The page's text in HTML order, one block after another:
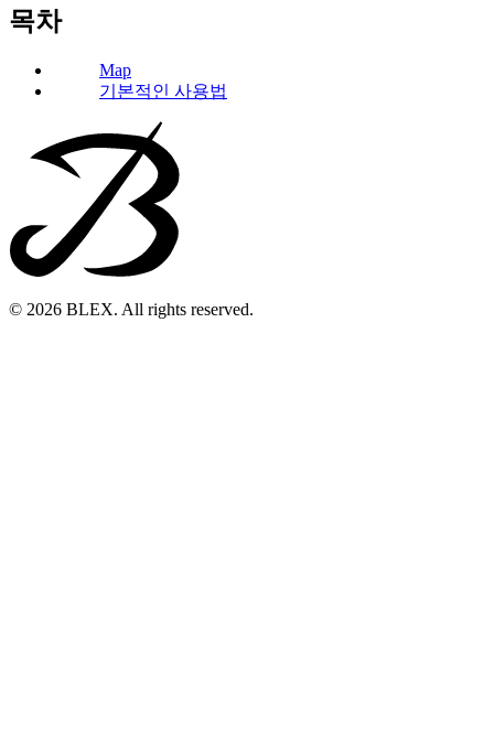
목차
Map
기본적인 사용법
© 2026 BLEX. All rights reserved.